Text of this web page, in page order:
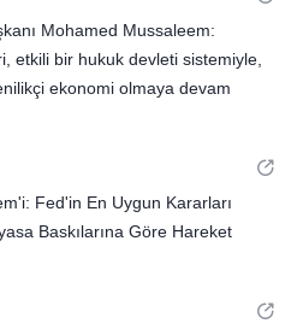
Mohamed Mussaleem:
etkili bir hukuk devleti sistemiyle,
ekonomi olmaya devam
Fed'in En Uygun Kararları
Baskılarına Göre Hareket